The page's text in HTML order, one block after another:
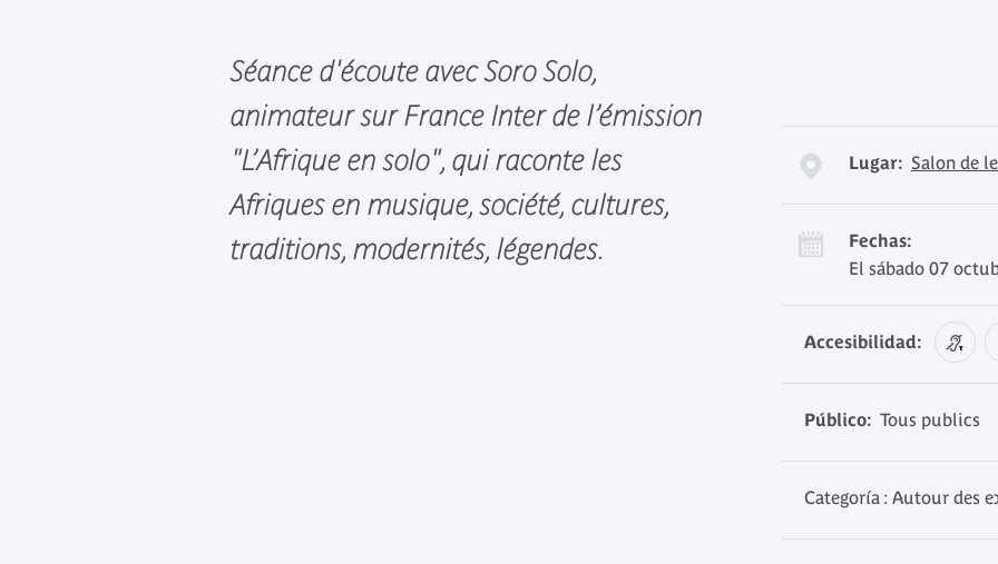
Séance d'écoute avec Soro Solo,
animateur sur France Inter de l’émission
"L’Afrique en solo", qui raconte les
Afriques en musique, société, cultures,
traditions, modernités, légendes.
Lugar: Salon de
Fechas:
El sábado 07
Accesibilidad:
Público: Tous publics
Categoría : Autour des